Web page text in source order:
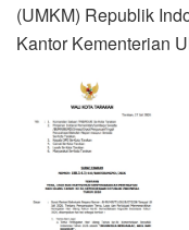
(UMKM) Republik
Kantor Kementerian